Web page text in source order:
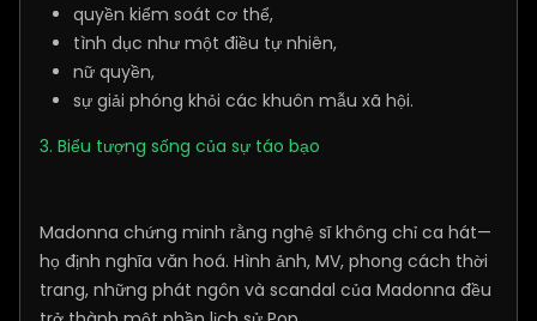
quyền kiểm soát cơ thể,
tình dục như một điều tự nhiên,
nữ quyền,
sự giải phóng khỏi các khuôn mẫu xã hội.
3. Biểu tượng sống của sự táo bạo
Madonna chứng minh rằng nghệ sĩ không chỉ ca hát—
họ định nghĩa văn hoá. Hình ảnh, MV, phong cách thời
trang, những phát ngôn và scandal của Madonna đều